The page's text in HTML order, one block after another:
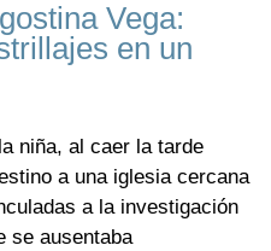
Vega:
en un
niña, al caer la tarde
a una iglesia cercana
a la investigación
se ausentaba